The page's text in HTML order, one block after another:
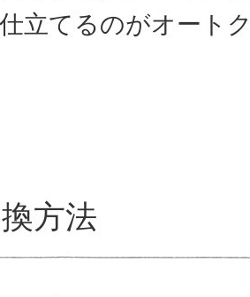
立てるのがオート
方法